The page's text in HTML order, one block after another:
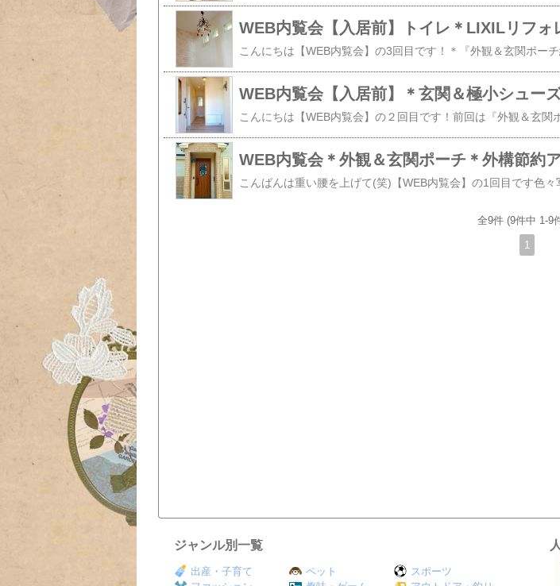
WEB内覧会【入居前】トイレ＊LIXILリフォ
WEB内覧会【入居前】＊玄関＆極小シュー
WEB内覧会＊外観＆玄関ポーチ＊外構節約
全9件 (9件中 1-9
1
ジャンル別一覧
出産・子育て
ペット
スポーツ